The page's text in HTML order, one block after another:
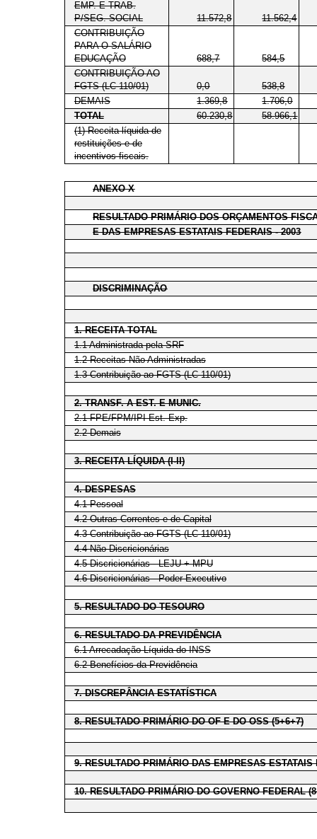
EMP. E TRAB.
P/SEG. SOCIAL
11.572,8
11.562,4
CONTRIBUIÇÃO
PARA O SALÁRIO
EDUCAÇÃO
688,7
584,5
CONTRIBUIÇÃO AO
FGTS (LC 110/01)
0,0
538,8
DEMAIS
1.369,8
1.706,0
TOTAL
60.230,8
58.966,1
(1) Receita líquida de
restituições e de
incentivos fiscais.
ANEXO X
RESULTADO PRIMÁRIO DOS ORÇAMENTOS
E DAS EMPRESAS ESTATAIS FEDERAIS - 2003
DISCRIMINAÇÃO
1. RECEITA TOTAL
1.1 Administrada pela SRF
1.2 Receitas Não Administradas
1.3 Contribuição ao FGTS (LC 110/01)
2. TRANSF. A EST. E MUNIC.
2.1 FPE/FPM/IPI Est. Exp.
2.2 Demais
3. RECEITA LÍQUIDA (I-II)
4. DESPESAS
4.1 Pessoal
4.2 Outras Correntes e de Capital
4.3 Contribuição ao FGTS (LC 110/01)
4.4 Não Discricionárias
4.5 Discricionárias - LEJU + MPU
4.6 Discricionárias - Poder Executivo
5. RESULTADO DO TESOURO
6. RESULTADO DA PREVIDÊNCIA
6.1 Arrecadação Líquida do INSS
6.2 Benefícios da Previdência
7. DISCREPÂNCIA ESTATÍSTICA
8. RESULTADO PRIMÁRIO DO OF E DO OSS (5+6+7)
9. RESULTADO PRIMÁRIO DAS EMPRESAS ESTATAIS
10. RESULTADO PRIMÁRIO DO GOVERNO FEDERAL